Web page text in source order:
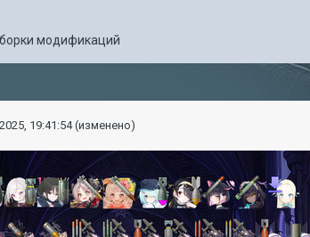
модификаций
19:41:54 (изменено)